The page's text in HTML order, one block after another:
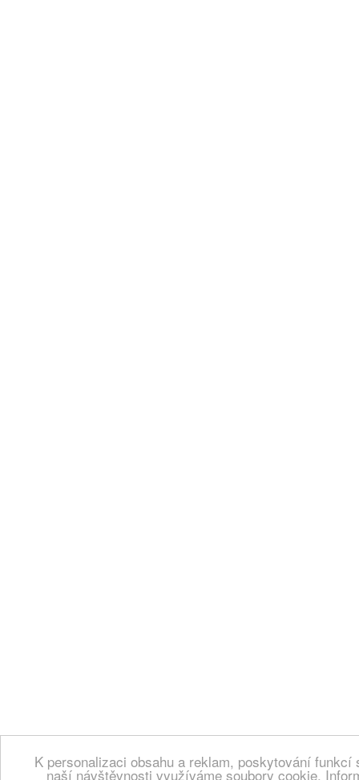
K personalizaci obsahu a reklam, poskytování
naší návštěvnosti využíváme soubory cookie.